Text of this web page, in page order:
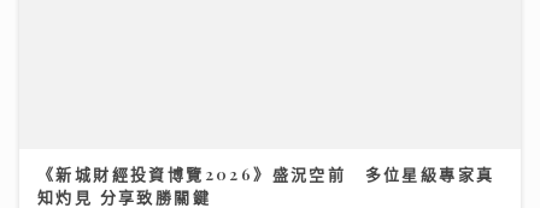
《新城財經投資博覽2026》盛況空前 多位星級專家真
知灼見 分享致勝關鍵